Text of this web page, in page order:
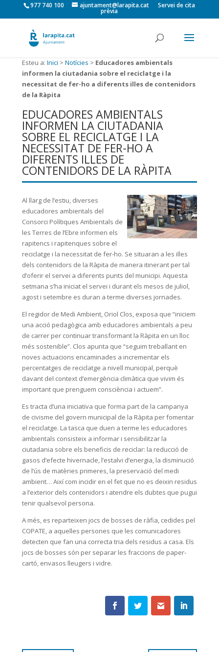
977 740 100 ajuntament@larapita.cat Servei de cita
prèvia
Esteu a: Inici > Notícies > Educadores ambientals
informen la ciutadania sobre el reciclatge i la
necessitat de fer-ho a diferents illes de contenidors
de la Ràpita
EDUCADORES AMBIENTALS
INFORMEN LA CIUTADANIA
SOBRE EL RECICLATGE I LA
NECESSITAT DE FER-HO A
DIFERENTS ILLES DE
CONTENIDORS DE LA RÀPITA
Al llarg de l’estiu, diverses
educadores ambientals del
Consorci Polítiques Ambientals de
les Terres de l’Ebre informen els
rapitencs i rapitenques sobre el
reciclatge i la necessitat de fer-ho. Se situaran a les illes
dels contenidors de la Ràpita de manera itinerant per tal
d’oferir el servei a diferents punts del municipi. Aquesta
setmana s’ha iniciat el servei i durant els mesos de juliol,
agost i setembre es duran a terme diverses jornades.
El regidor de Medi Ambient, Oriol Clos, exposa que “iniciem
una acció pedagògica amb educadores ambientals a peu
de carrer per continuar transformant la Ràpita en un lloc
més sostenible”. Clos apunta que “seguim treballant en
noves actuacions encaminades a incrementar els
percentatges de reciclatge a nivell municipal, perquè
davant del context d’emergència climàtica que vivim és
important que prenguem consciència i actuem”.
Es tracta d’una iniciativa que forma part de la campanya
de civisme del govern municipal de la Ràpita per fomentar
el reciclatge. La tasca que duen a terme les educadores
ambientals consisteix a informar i sensibilitzar la
ciutadania sobre els beneficis de reciclar: la reducció de
gasos d’efecte hivernacle, l’estalvi d’energia, la disminució
de l’ús de matèries primeres, la preservació del medi
ambient… Així com incidir en el fet que no es deixin residus
a l’exterior dels contenidors i atendre els dubtes que pugui
tenir qualsevol persona.
A més, es reparteixen jocs de bosses de ràfia, cedides pel
COPATE, a aquelles persones que les comunicadores
detecten que fan una correcta tria dels residus a casa. Els
jocs de bosses són per separar les fraccions de paper-
cartó, envasos lleugers i vidre.